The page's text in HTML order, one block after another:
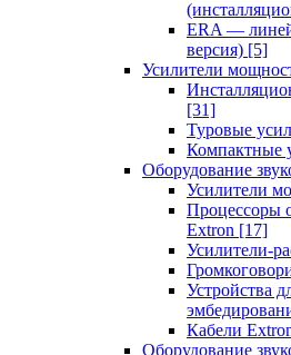
ERA —
версия) [5]
Усилители
[31]
Туровые
Компактные
Оборудование
Усилители
Процессоры
Extron [17]
Усилители-
Устройства
Кабели
Оборудование